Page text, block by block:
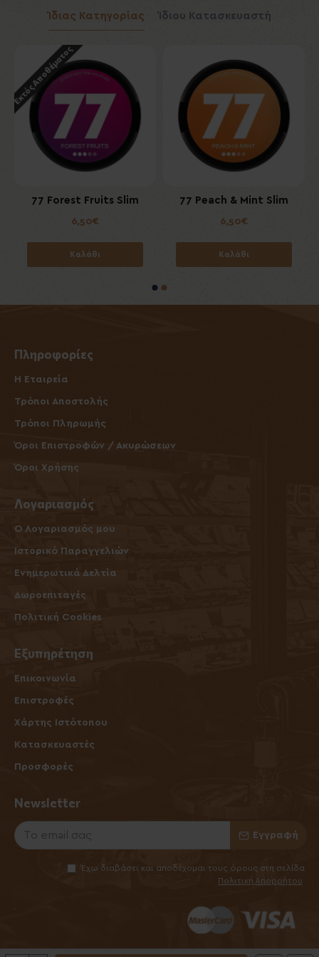
Ίδιας Κατηγορίας Ίδιου Κατασκευαστή
Εκτός Αποθέματος
77 Forest Fruits Slim
6,50€
Καλάθι
77 Peach & Mint Slim
6,50€
Καλάθι
Πληροφορίες
Η Εταιρεία
Τρόποι Αποστολής
Τρόποι Πληρωμής
Όροι Επιστροφών / Ακυρώσεων
Όροι Χρήσης
Λογαριασμός
O Λογαριασμός μου
Ιστορικό Παραγγελιών
Ενημερωτικά Δελτία
Δωροεπιταγές
Πολιτική Cookies
Εξυπηρέτηση
Επικοινωνία
Επιστροφές
Χάρτης Ιστότοπου
Κατασκευαστές
Προσφορές
Newsletter
Εγγραφή
Έχω διαβάσει και αποδέχομαι τους όρους στη σελίδα
Πολιτική Απορρήτου